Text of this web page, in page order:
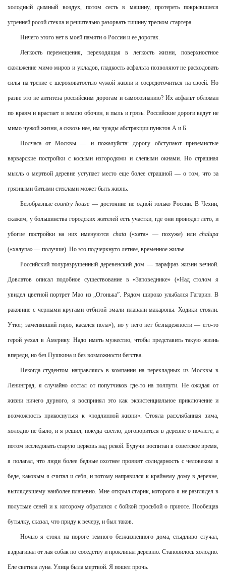
холодный дымный воздух, потом сесть в машину, протереть покрывшиеся
утренней росой стекла и решительно разорвать тишину треском стартера.
Ничего этого нет в моей памяти о России и ее дорогах.
Легкость перемещения, переходящая в легкость жизни, поверхностное
скольжение мимо миров и укладов, гладкость асфальта позволяют не расходовать
силы на трение с шероховатостью чужой жизни и сосредоточиться на своей. Но
разве это не антитеза российским дорогам и самосознанию? Их асфальт обломан
по краям и врастает в землю обочин, в пыль и грязь. Российские дороги ведут не
мимо чужой жизни, а сквозь нее, им чужды абстракции пунктов А и Б.
Полчаса от Москвы — и пожалуйста: дорогу обступают приземистые
варварские постройки с косыми изгородями и слепыми окнами. Но страшная
мысль о мертвой деревне уступает место еще более страшной — о том, что за
грязными битыми стеклами может быть жизнь.
Безобразныеcountry house — достояние не одной только России. В Чехии,
скажем, у большинства городских жителей есть участки, где они проводят лето, и
убогие постройки на них именуются chata(«хата» — похуже) или chalupa
(«халупа» — получше). Но это подчеркнуто летнее, временное жилье.
Российский полуразрушенный деревенский дом — парафраз жизни вечной.
Довлатов описал подобное существование в «Заповеднике» («Над столом я
увидел цветной портрет Мао из „Огонька”. Рядом широко улыбался Гагарин. В
раковине с черными кругами отбитой эмали плавали макароны. Ходики стояли.
Утюг, заменявший гирю, касался пола»), но у него нет безнадежности — его-то
герой уехал в Америку. Надо иметь мужество, чтобы представить такую жизнь
впереди, но без Пушкина и без возможности бегства.
Некогда студентом направляясь в компании на перекладных из Москвы в
Ленинград, я случайно отстал от попутчиков где-то на полпути. Не ожидая от
жизни ничего дурного, я воспринял это как экзистенциальное приключение и
возможность прикоснуться к «подлинной жизни». Стояла расхлябанная зима,
холодно не было, и я решил, покуда светло, договориться в деревне о ночлеге, а
потом исследовать старую церковь над рекой. Будучи воспитан в советское время,
я полагал, что люди более бедные охотнее проявят солидарность с человеком в
беде, каковым я считал и себя, и потому направился к крайнему дому в деревне,
выглядевшему наиболее плачевно. Мне открыл старик, которого я не разглядел в
полутьме сеней и к которому обратился с бойкой просьбой о приюте. Пообещав
бутылку, сказал, что приду к вечеру, и был таков.
Ночью я стоял на пороге темного безжизненного дома, стыдливо стучал,
вздрагивал от лая собак по соседству и проклинал деревню. Становилось холодно.
Еле светила луна. Улица была мертвой. Я пошел прочь.